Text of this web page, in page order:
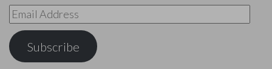
Email
Address
Subscribe